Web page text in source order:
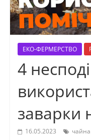
ЕКО-ФЕРМЕРСТВО
4
заварки
16.05.2023